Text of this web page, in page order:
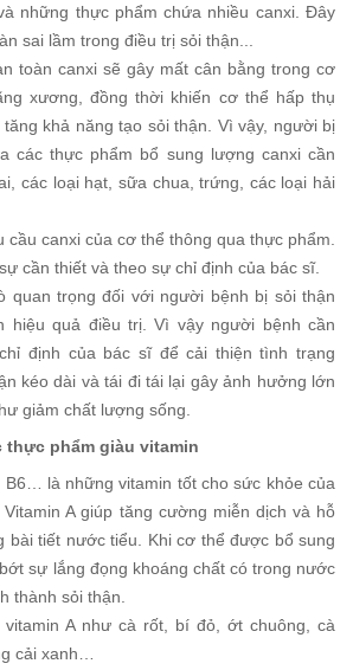
những thực phẩm chứa nhiều canxi. Đây
sai lầm trong điều trị sỏi thận...
toàn canxi sẽ gây mất cân bằng trong cơ
xương, đồng thời khiến cơ thể hấp thụ
khả năng tạo sỏi thận. Vì vậy, người bị
các thực phẩm bổ sung lượng canxi cần
các loại hạt, sữa chua, trứng, các loại hải
cầu canxi của cơ thể thông qua thực phẩm.
cần thiết và theo sự chỉ định của bác sĩ.
quan trọng đối với người bệnh bị sỏi thận
hiệu quả điều trị. Vì vậy người bệnh cần
định của bác sĩ để cải thiện tình trạng
kéo dài và tái đi tái lại gây ảnh hưởng lớn
giảm chất lượng sống.
thực phẩm giàu vitamin
B6… là những vitamin tốt cho sức khỏe của
A giúp tăng cường miễn dịch và hỗ
bài tiết nước tiểu. Khi cơ thể được bổ sung
sự lắng đọng khoáng chất có trong nước
thành sỏi thận.
A như cà rốt, bí đỏ, ớt chuông, cà
cải xanh…